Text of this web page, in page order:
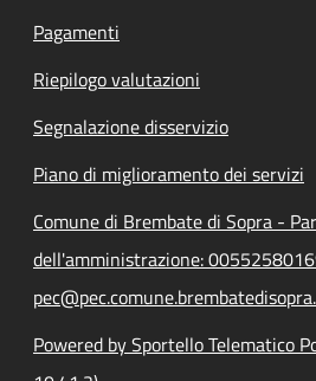
Pagamenti
Riepilogo valutazioni
Segnalazione disservizio
Piano di miglioramento dei servizi
Comune di Brembate di Sopra -
dell'amministrazione:
Powered by Sportello Telematico